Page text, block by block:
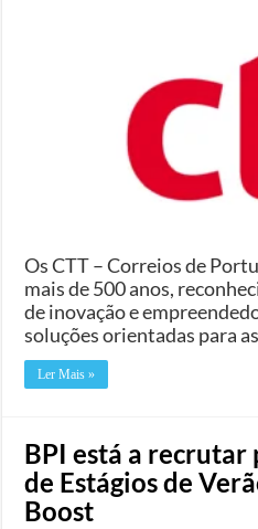
Os CTT – Correios de
mais de 500 anos,
de inovação e
soluções orientadas para
Ler Mais »
BPI está a recrutar
de Estágios de
Boost